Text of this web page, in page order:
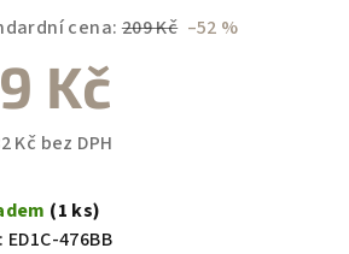
cena: 209 Kč –52 %
Kč
Kč bez DPH
(1 ks)
ED1C-476BB